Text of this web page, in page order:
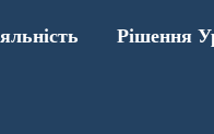
Рішення